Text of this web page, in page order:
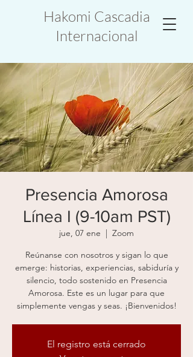
Hakomi Cascadia
Internacional
Presencia Amorosa
Línea I (9-10am PST)
jue, 07 ene
  |
Zoom
Reúnanse con nosotros y sigan lo que
emerge: historias, experiencias, sabiduría y
silencio, todo sostenido en Presencia
Amorosa. Este es un lugar para que
simplemente vengas y seas. ¡Bienvenidos!
El registro está cerrado